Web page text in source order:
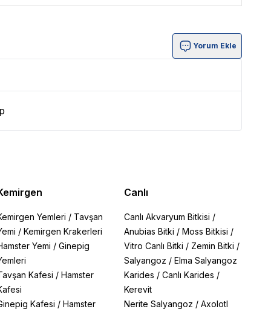
Yorum Ekle
Yemleri / Tavşan
/ Kemirgen Krakerleri
Yemi / Ginepig
Kafesi / Hamster
Kafesi / Hamster
Canlı
Canlı Akvaryum Bitkisi /
Anubias Bitki /Moss Bitkisi /
Vitro Canlı Bitki / Zemin Bitki /
Salyangoz /Elma Salyangoz
Karides /Canlı Karides /
Kerevit
Nerite Salyangoz /Axolotl